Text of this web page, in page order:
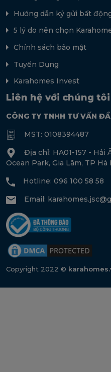
Hướng dẫn ký gửi bất
5 lý do nên chọn
Chính sách bảo mật
Tuyển Dụng
Karahomes Invest
Liên hệ với chúng tôi
CÔNG TY TNHH TƯ VẤN
MST: 0108394487
Địa chỉ: HA01-157 - Hải
Ocean Park, Gia Lâm, TP Hà
Hotline: 096 100 58 58
Email:
Copyright 2022 ©